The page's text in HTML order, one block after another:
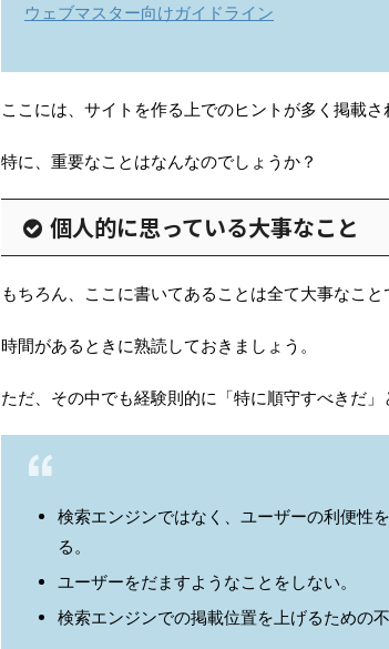
ウェブマスター向けガイドライン
ここには、サイトを作る上でのヒントが多く掲載さ
特に、重要なことはなんなのでしょうか？
個人的に思っている大事なこと
もちろん、ここに書いてあることは全て大事なこと
時間があるときに熟読しておきましょう。
ただ、その中でも経験則的に「特に順守すべきだ」
検索エンジンではなく、ユーザーの利便性
る。
ユーザーをだますようなことをしない。
検索エンジンでの掲載位置を上げるための不